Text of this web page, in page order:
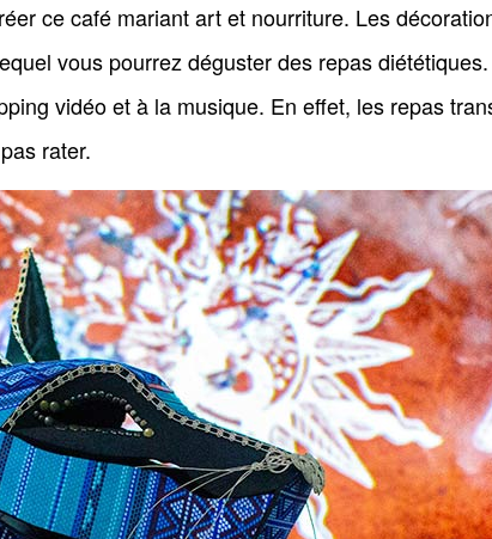
ce café mariant art et nourriture. Les
vous pourrez déguster des repas
vidéo et à la musique. En effet, les repas
rater.